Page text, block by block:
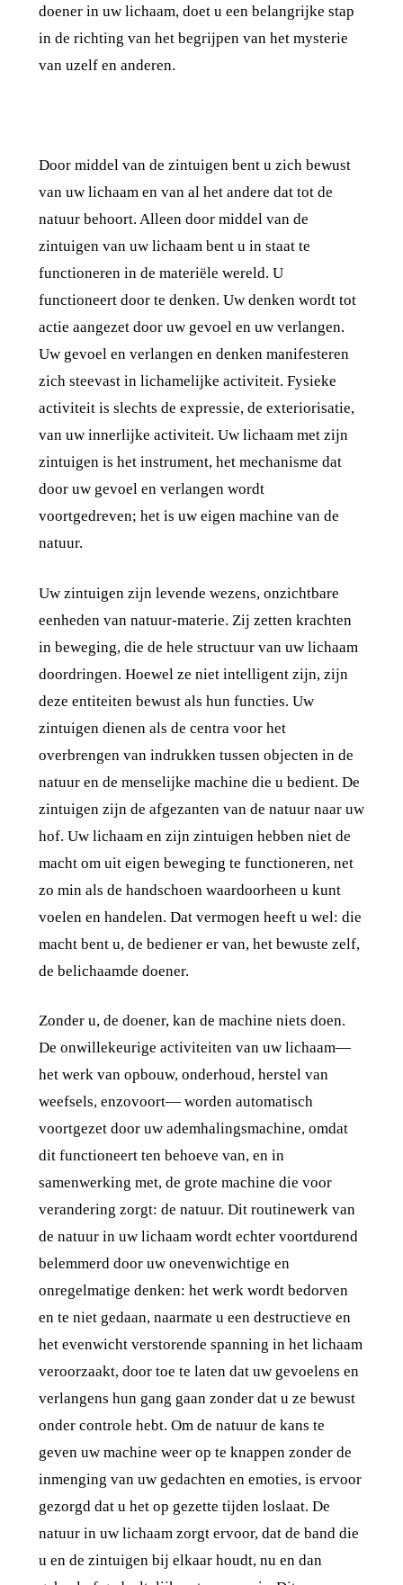
doener in uw lichaam, doet u een belangrijke stap
in de richting van het begrijpen van het mysterie
van uzelf en anderen.
Door middel van de zintuigen bent u zich bewust
van uw lichaam en van al het andere dat tot de
natuur behoort. Alleen door middel van de
zintuigen van uw lichaam bent u in staat te
functioneren in de materiële wereld. U
functioneert door te denken. Uw denken wordt tot
actie aangezet door uw gevoel en uw verlangen.
Uw gevoel en verlangen en denken manifesteren
zich steevast in lichamelijke activiteit. Fysieke
activiteit is slechts de expressie, de exteriorisatie,
van uw innerlijke activiteit. Uw lichaam met zijn
zintuigen is het instrument, het mechanisme dat
door uw gevoel en verlangen wordt
voortgedreven; het is uw eigen machine van de
natuur.
Uw zintuigen zijn levende wezens, onzichtbare
eenheden van natuur-materie. Zij zetten krachten
in beweging, die de hele structuur van uw lichaam
doordringen. Hoewel ze niet intelligent zijn, zijn
deze entiteiten bewust als hun functies. Uw
zintuigen dienen als de centra voor het
overbrengen van indrukken tussen objecten in de
natuur en de menselijke machine die u bedient. De
zintuigen zijn de afgezanten van de natuur naar uw
hof. Uw lichaam en zijn zintuigen hebben niet de
macht om uit eigen beweging te functioneren, net
zo min als de handschoen waardoorheen u kunt
voelen en handelen. Dat vermogen heeft u wel: die
macht bent u, de bediener er van, het bewuste zelf,
de belichaamde doener.
Zonder u, de doener, kan de machine niets doen.
De onwillekeurige activiteiten van uw lichaam—
het werk van opbouw, onderhoud, herstel van
weefsels, enzovoort— worden automatisch
voortgezet door uw ademhalingsmachine, omdat
dit functioneert ten behoeve van, en in
samenwerking met, de grote machine die voor
verandering zorgt: de natuur. Dit routinewerk van
de natuur in uw lichaam wordt echter voortdurend
belemmerd door uw onevenwichtige en
onregelmatige denken: het werk wordt bedorven
en te niet gedaan, naarmate u een destructieve en
het evenwicht verstorende spanning in het lichaam
veroorzaakt, door toe te laten dat uw gevoelens en
verlangens hun gang gaan zonder dat u ze bewust
onder controle hebt. Om de natuur de kans te
geven uw machine weer op te knappen zonder de
inmenging van uw gedachten en emoties, is ervoor
gezorgd dat u het op gezette tijden loslaat. De
natuur in uw lichaam zorgt ervoor, dat de band die
u en de zintuigen bij elkaar houdt, nu en dan